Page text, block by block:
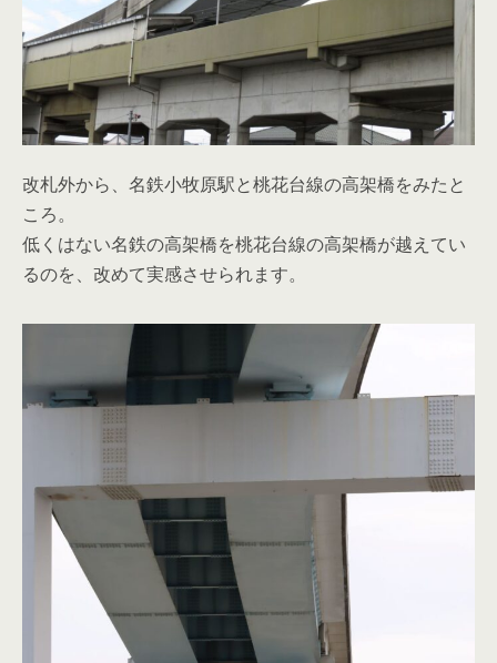
改札外から、名鉄小牧原駅と桃花台線の高架橋をみたと
ころ。
低くはない名鉄の高架橋を桃花台線の高架橋が越えてい
るのを、改めて実感させられます。